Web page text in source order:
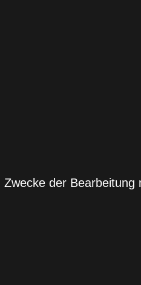
der